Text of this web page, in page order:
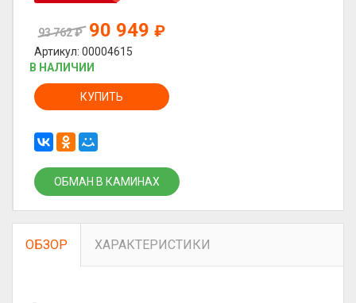
93 762₽ 90 949 ₽
Артикул: 00004615
В НАЛИЧИИ
КУПИТЬ
ОБМАН В КАМИНАХ
ОБЗОР ХАРАКТЕРИСТИКИ